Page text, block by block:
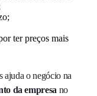
ter preços mais
ajuda o negócio na
da empresa no